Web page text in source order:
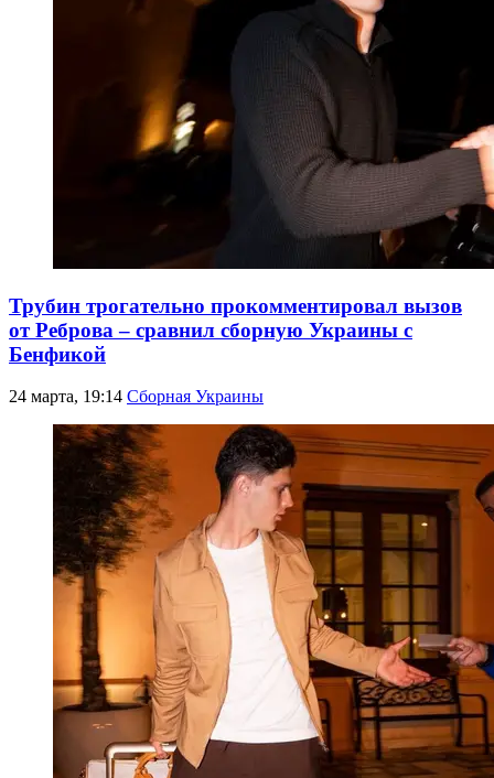
Трубин трогательно прокомментировал вызов
от Реброва – сравнил сборную Украины с
Бенфикой
24 марта, 19:14 Сборная Украины